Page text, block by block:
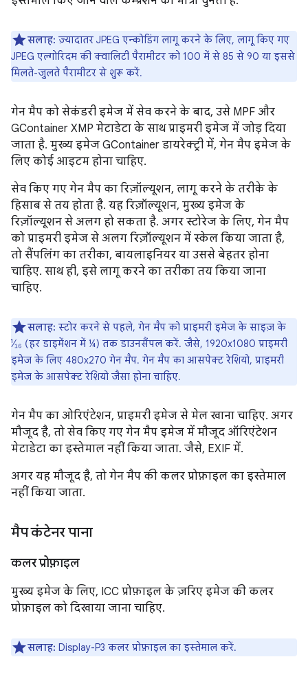
सलाह: ज़्यादातर JPEG एन्कोडिंग लागू करने के लिए, लागू किए गए
JPEG एल्गोरिदम की क्वालिटी पैरामीटर को 100 में से 85 से 90 या इससे
मिलते-जुलते पैरामीटर से शुरू करें.
गेन मैप को सेकंडरी इमेज में सेव करने के बाद, उसे MPF और
GContainer XMP मेटाडेटा के साथ प्राइमरी इमेज में जोड़ दिया
जाता है. मुख्य इमेज GContainer डायरेक्ट्री में, गेन मैप इमेज के
लिए कोई आइटम होना चाहिए.
सेव किए गए गेन मैप का रिज़ॉल्यूशन, लागू करने के तरीके के
हिसाब से तय होता है. यह रिज़ॉल्यूशन, मुख्य इमेज के
रिज़ॉल्यूशन से अलग हो सकता है. अगर स्टोरेज के लिए, गेन मैप
को प्राइमरी इमेज से अलग रिज़ॉल्यूशन में स्केल किया जाता है,
तो सैंपलिंग का तरीका, बायलाइनियर या उससे बेहतर होना
चाहिए. साथ ही, इसे लागू करने का तरीका तय किया जाना
चाहिए.
सलाह: स्टोर करने से पहले, गेन मैप को प्राइमरी इमेज के साइज़ के
¹⁄₁₆ (हर डाइमेंशन में ¼) तक डाउनसैंपल करें. जैसे, 1920x1080 प्राइमरी
इमेज के लिए 480x270 गेन मैप. गेन मैप का आसपेक्ट रेशियो, प्राइमरी
इमेज के आसपेक्ट रेशियो जैसा होना चाहिए.
गेन मैप का ओरिएंटेशन, प्राइमरी इमेज से मेल खाना चाहिए. अगर
मौजूद है, तो सेव किए गए गेन मैप इमेज में मौजूद ऑरिएंटेशन
मेटाडेटा का इस्तेमाल नहीं किया जाता. जैसे, EXIF में.
अगर यह मौजूद है, तो गेन मैप की कलर प्रोफ़ाइल का इस्तेमाल
नहीं किया जाता.
मैप कंटेनर पाना
कलर प्रोफ़ाइल
मुख्य इमेज के लिए, ICC प्रोफ़ाइल के ज़रिए इमेज की कलर
प्रोफ़ाइल को दिखाया जाना चाहिए.
सलाह: Display-P3 कलर प्रोफ़ाइल का इस्तेमाल करें.